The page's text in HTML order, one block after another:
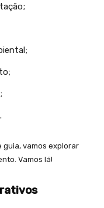
vamos explorar
Vamos lá!